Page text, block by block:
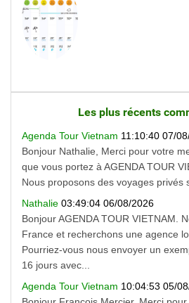
Les plus récents
Agenda Tour Vietnam 11:10:40 07/
Bonjour Nathalie, Merci pour votre
que vous portez à AGENDA TOUR
Nous proposons des voyages privés
Nathalie 03:49:04 06/08/2026
Bonjour AGENDA TOUR VIETNAM.
France et recherchons une agence
Pourriez-vous nous envoyer un
16 jours avec...
Agenda Tour Vietnam 10:04:53 05/